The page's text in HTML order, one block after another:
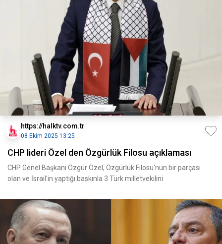
https://halktv.com.tr
08 Ekim 2025 13:25
CHP lideri Özel den Özgürlük Filosu açıklaması
CHP Genel Başkanı Özgür Özel, Özgürlük Filosu'nun bir parçası
olan ve İsrail'in yaptığı baskınla 3 Türk milletvekilini